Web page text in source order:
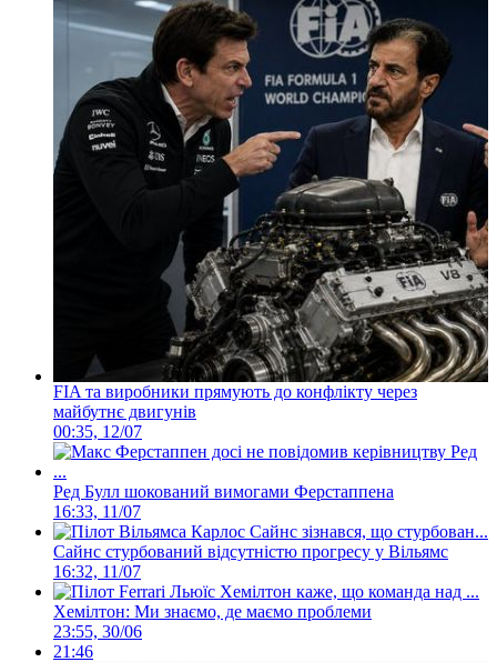
FIA та виробники прямують до конфлікту через
майбутнє двигунів
00:35, 12/07
Ред Булл шокований вимогами Ферстаппена
16:33, 11/07
Сайнс стурбований відсутністю прогресу у Вільямс
16:32, 11/07
Хемілтон: Ми знаємо, де маємо проблеми
23:55, 30/06
21:46